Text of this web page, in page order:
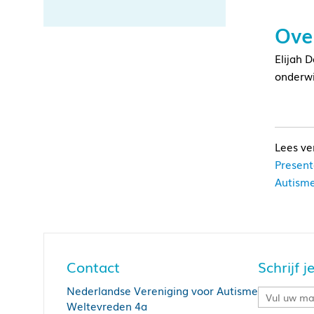
Elijah
Contact
Nederlandse Vereniging voor Autisme
Weltevreden 4a
Schrijf